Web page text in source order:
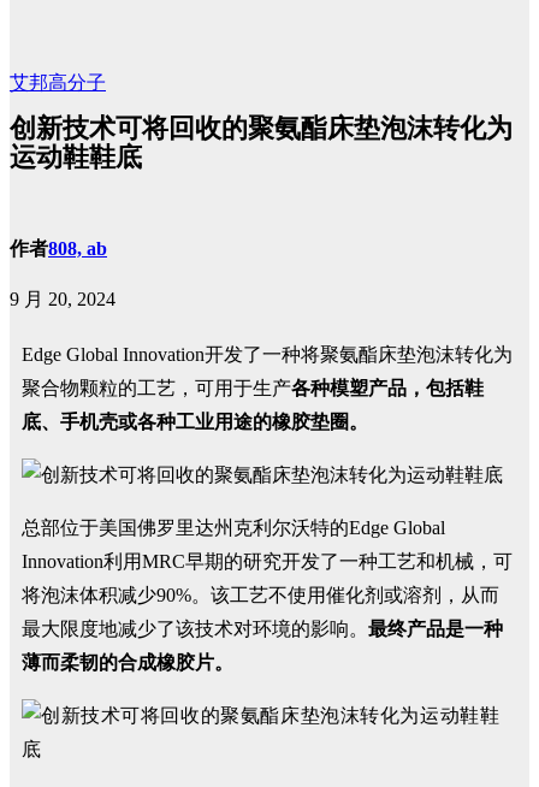
艾邦高分子
创新技术可将回收的聚氨酯床垫泡沫转化为
运动鞋鞋底
作者808, ab
9 月 20, 2024
Edge Global Innovation开发了一种将聚氨酯床垫泡沫转化为
聚合物颗粒的工艺，可用于生产各种模塑产品，包括鞋
底、手机壳或各种工业用途的橡胶垫圈。
总部位于美国佛罗里达州克利尔沃特的Edge Global
Innovation利用MRC早期的研究开发了一种工艺和机械，可
将泡沫体积减少90%。该工艺不使用催化剂或溶剂，从而
最大限度地减少了该技术对环境的影响。 最终产品是一种
薄而柔韧的合成橡胶片。